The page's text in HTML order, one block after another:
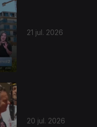
21 jul. 2026
20 jul. 2026